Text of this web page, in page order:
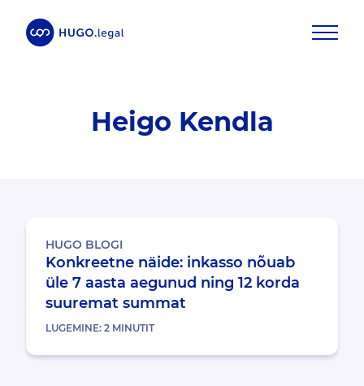
Heigo Kendla
HUGO BLOGI
Konkreetne näide: inkasso nõuab
üle 7 aasta aegunud ning 12 korda
suuremat summat
LUGEMINE: 2 MINUTIT